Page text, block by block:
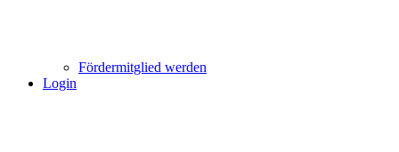
Fördermitglied werden
Login